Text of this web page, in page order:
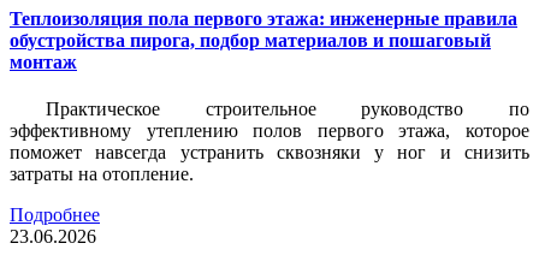
Теплоизоляция пола первого этажа: инженерные правила
обустройства пирога, подбор материалов и пошаговый
монтаж
Практическое строительное руководство по
эффективному утеплению полов первого этажа, которое
поможет навсегда устранить сквозняки у ног и снизить
затраты на отопление.
Подробнее
23.06.2026